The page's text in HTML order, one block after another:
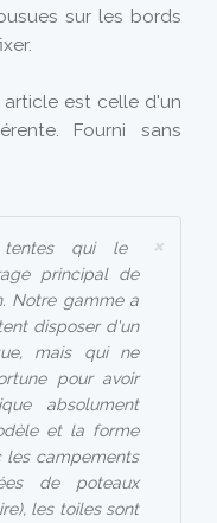
sur les bords
est celle d'un
Fourni sans
×
qui le
principal de
Notre gamme a
disposer d'un
mais qui ne
pour avoir
absolument
et la forme
les campements
de poteaux
les toiles sont